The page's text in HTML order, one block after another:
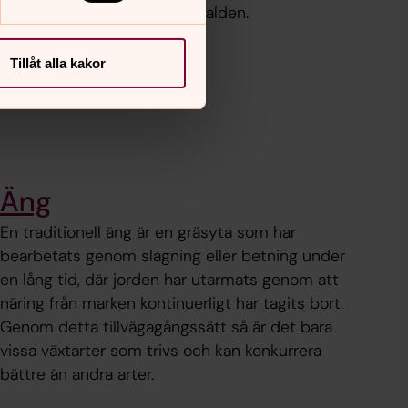
Tillåt alla kakor
gynna den biologiska mångfalden.
Äng
En traditionell äng är en gräsyta som har
bearbetats genom slagning eller betning under
en lång tid, där jorden har utarmats genom att
näring från marken kontinuerligt har tagits bort.
Genom detta tillvägagångssätt så är det bara
vissa växtarter som trivs och kan konkurrera
bättre än andra arter.